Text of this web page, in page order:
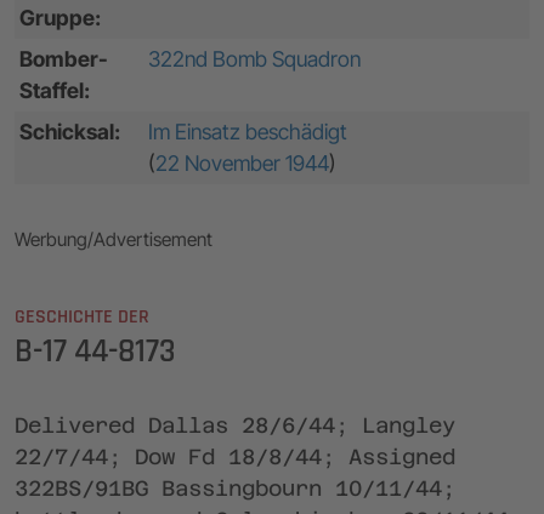
Gruppe:
Bomber-
Staffel:
322nd Bomb Squadron
Schicksal:
Im Einsatz beschädigt
(22 November 1944)
Werbung/Advertisement
GESCHICHTE DER
B-17 44-8173
Delivered Dallas 28/6/44; Langley
22/7/44; Dow Fd 18/8/44; Assigned
322BS/91BG Bassingbourn 10/11/44;